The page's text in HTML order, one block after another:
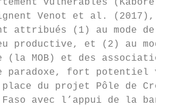
vulnérables (Kaboré
Venot et al. (2017),
attribués (1) au mode de
productive, et (2) au mode
(la MOB) et des
paradoxe, fort potentiel
du projet Pôle de
avec l’appui de la